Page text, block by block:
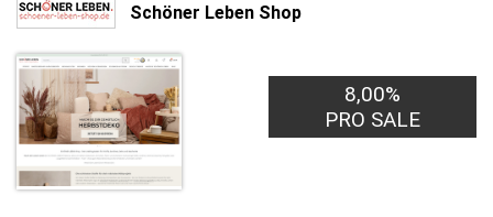
Schöner Leben Shop
8,00%
PRO SALE